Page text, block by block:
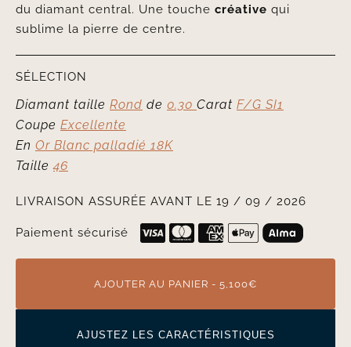
du diamant central. Une touche créative qui
sublime la pierre de centre.
SÉLECTION
Diamant taille Rond de 0.30 Carat F/G SI1
Coupe Excellente
En Or Blanc palladié 18K
Taille46
LIVRAISON ASSURÉE AVANT LE 19 / 09 / 2026
Paiement sécurisé
AJOUTER AU PANIER - 5,100€
AJUSTEZ LES CARACTÉRISTIQUES